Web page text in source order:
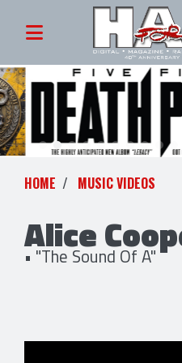
HOME MUSIC VIDEOS
Alice
• "The Sound Of A"